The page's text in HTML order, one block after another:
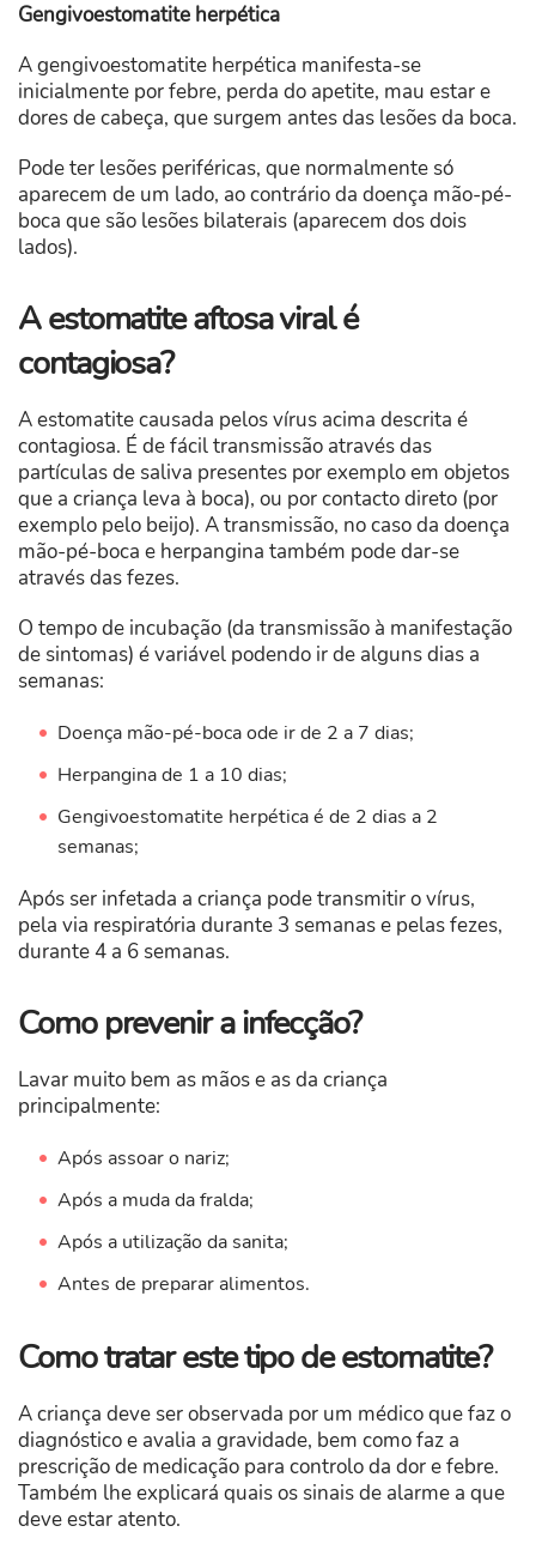
Gengivoestomatite herpética
A gengivoestomatite herpética manifesta-se
inicialmente por febre, perda do apetite, mau estar e
dores de cabeça, que surgem antes das lesões da boca.
Pode ter lesões periféricas, que normalmente só
aparecem de um lado, ao contrário da doença mão-pé-
boca que são lesões bilaterais (aparecem dos dois
lados).
A estomatite aftosa viral é
contagiosa?
A estomatite causada pelos vírus acima descrita é
contagiosa. É de fácil transmissão através das
partículas de saliva presentes por exemplo em objetos
que a criança leva à boca), ou por contacto direto (por
exemplo pelo beijo). A transmissão, no caso da doença
mão-pé-boca e herpangina também pode dar-se
através das fezes.
O tempo de incubação (da transmissão à manifestação
de sintomas) é variável podendo ir de alguns dias a
semanas:
Doença mão-pé-boca ode ir de 2 a 7 dias;
Herpangina de 1 a 10 dias;
Gengivoestomatite herpética é de 2 dias a 2
semanas;
Após ser infetada a criança pode transmitir o vírus,
pela via respiratória durante 3 semanas e pelas fezes,
durante 4 a 6 semanas.
Como prevenir a infecção?
Lavar muito bem as mãos e as da criança
principalmente:
Após assoar o nariz;
Após a muda da fralda;
Após a utilização da sanita;
Antes de preparar alimentos.
Como tratar este tipo de estomatite?
A criança deve ser observada por um médico que faz o
diagnóstico e avalia a gravidade, bem como faz a
prescrição de medicação para controlo da dor e febre.
Também lhe explicará quais os sinais de alarme a que
deve estar atento.